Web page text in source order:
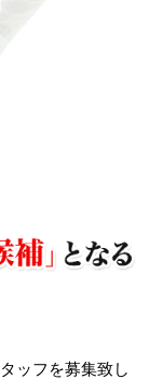
ッフを募集致し